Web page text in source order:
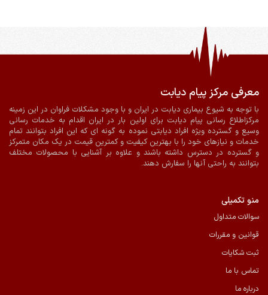
پرداخت آنلاین ارسال با پیک در شیراز
معرفی مرکز پیام دیابت
با توجه به شیوع بیماری دیابت در ایران و با وجود مشکلات فراوان در این زمینه
مرکزاطلاع رسانی پیام دیابت برای اولین بار در ایران اقدام به خدمات رسانی
وسیع و گسترده ویژه افراد دیابتی نموده به گونه ای که این افراد بتوانند تمام
خدمات و نیازهای خود را با بهترین کیفیت و کمترین قیمت در یک مکان متمرکز
و گسترده در دسترس داشته باشند و علاوه بر آشنایی با محصولات مختلف
بتوانند به راحتی آنها را سفارش دهند.
منو تکمیلی
سوالات متداول
قوانین و مقررات
ثبت شکایات
تماس با ما
درباره ما